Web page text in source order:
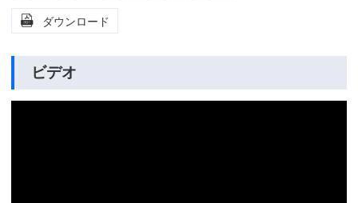
 ダウンロード
ビデオ